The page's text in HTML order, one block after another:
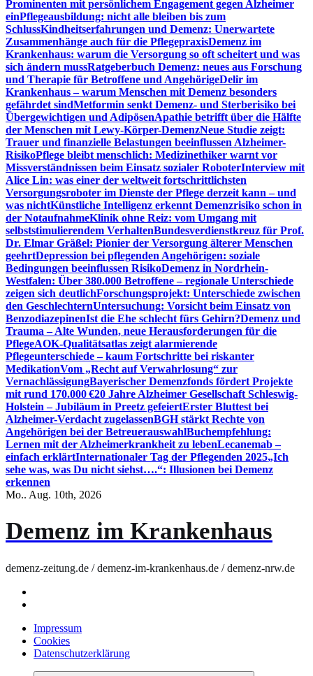
Prominenten mit persönlichem Engagement gegen Alzheimer
einPflegeausbildung: nicht alle bleiben bis zum
SchlussKindheitserfahrungen und Demenz: Unerwartete
Zusammenhänge auch für die PflegepraxisDemenz im
Krankenhaus: warum die Versorgung so oft scheitert und was
sich ändern mussRatgeberbuch Demenz: neues aus Forschung
und Therapie für Betroffene und AngehörigeDelir im
Krankenhaus – warum Menschen mit Demenz besonders
gefährdet sindMetformin senkt Demenz- und Sterberisiko bei
Übergewichtigen und AdipösenApathie betrifft über die Hälfte
der Menschen mit Lewy-Körper-DemenzNeue Studie zeigt:
Trauer und finanzielle Belastungen beeinflussen Alzheimer-
RisikoPflege bleibt menschlich: Medizinethiker warnt vor
Missverständnissen beim Einsatz sozialer RoboterInterview mit
Alice Lin: was einer der weltweit fortschrittlichsten
Versorgungsroboter im Dienste der Pflege derzeit kann – und
was nichtKünstliche Intelligenz erkennt Demenzrisiko schon in
der NotaufnahmeKlinik ohne Reiz: vom Umgang mit
selbststimulierendem VerhaltenBundesverdienstkreuz für Prof.
Dr. Elmar Gräßel: Pionier der Versorgung älterer Menschen
geehrtDepression bei pflegenden Angehörigen: soziale
Bedingungen beeinflussen RisikoDemenz in Nordrhein-
Westfalen: Über 380.000 Betroffene – regionale Unterschiede
zeigen sich deutlichForschungsprojekt: Unterschiede zwischen
den GeschlechternUntersuchung: Vorsicht beim Einsatz von
BenzodiazepinenIst die Ehe schlecht fürs Gehirn?Demenz und
Trauma – Alte Wunden, neue Herausforderungen für die
PflegeAOK-Qualitätsatlas zeigt alarmierende
Pflegeunterschiede – kaum Fortschritte bei riskanter
MedikationVom „Recht auf Verwahrlosung“ zur
VernachlässigungBayerischer Demenzfonds fördert Projekte
mit rund 170.000 €20 Jahre Alzheimer Gesellschaft Schleswig-
Holstein – Jubiläum in Preetz gefeiertErster Bluttest bei
Alzheimer-Verdacht zugelassenBGH stärkt Rechte von
Angehörigen bei der BetreuerauswahlBuchempfehlung:
Lernen mit der Alzheimerkrankheit zu lebenLecanemab –
einfach erklärtInternationaler Tag der Pflegenden 2025„Ich
sehe was, was Du nicht siehst….“: Illusionen bei Demenz
erkennen
Mo.. Aug. 10th, 2026
Demenz im Krankenhaus
demenz-zeitung.de / demenz-im-krankenhaus.de / demenz-nrw.de
Impressum
Cookies
Datenschutzerklärung